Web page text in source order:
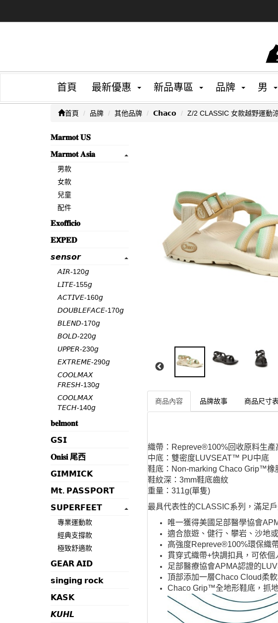
首頁 最新優惠 新品專區 品牌 男
首頁 品牌 其他品牌 𝗖𝗵𝗮𝗰𝗼 Z/2 CLASSIC 女款越野運動
𝐌𝐚𝐫𝐦𝐨𝐭 𝐔𝐒
𝐌𝐚𝐫𝐦𝐨𝐭 𝐀𝐬𝐢𝐚
男款
女款
兒童
配件
𝐄𝐱𝐨𝐟𝐟𝐢𝐜𝐢𝐨
𝐄𝗫𝐏𝐄𝐃
𝙨𝙚𝙣𝙨𝙤𝙧
𝘈𝘐𝘙-120𝘨
𝘓𝘐𝘛𝘌-155𝘨
𝘈𝘊𝘛𝘐𝘝𝘌-160𝘨
𝘋𝘖𝘜𝘉𝘓𝘌𝘍𝘈𝘊𝘌-170𝘨
𝘉𝘓𝘌𝘕𝘋-170𝘨
𝘉𝘖𝘓𝘋-220𝘨
𝘜𝘗𝘗𝘌𝘙-230𝘨
𝘌𝘟𝘛𝘙𝘌𝘔𝘌-290𝘨
𝘊𝘖𝘖𝘓𝘔𝘈𝘟
𝘍𝘙𝘌𝘚𝘏-130𝘨
𝘊𝘖𝘖𝘓𝘔𝘈𝘟
𝘛𝘌𝘊𝘏-140𝘨
𝐛𝐞𝐥𝐦𝐨𝐧𝐭
𝗚𝗦𝗜
𝐎𝐧𝐢𝐬𝐢 尾西
𝗚𝗜𝗠𝗠𝗜𝗖𝗞
𝗠𝘁. 𝗣𝗔𝗦𝗦𝗣𝗢𝗥𝗧
𝗦𝗨𝗣𝗘𝗥𝗙𝗘𝗘𝗧
專業運動款
經典支撐款
極致舒適款
𝗚𝗘𝗔𝗥 𝗔𝗜𝗗
𝘀𝗶𝗻𝗴𝗶𝗻𝗴 𝗿𝗼𝗰𝗸
𝗞𝗔𝗦𝗞
𝙆𝙐𝙃𝙇
商品內容 品牌故事 商品尺寸表
織帶：Repreve®100%回收原料生產
中底：雙密度LUVSEAT™ PU中底
鞋底：Non-marking Chaco Grip™橡
鞋紋深：3mm鞋底齒紋
重量：311g(單隻)
最具代表性的CLASSIC系列，滿足
唯一獲得美國足部醫學協會
適合旅遊、健行、攀岩、沙地
高強度Repreve®100%環保織
貫穿式織帶+快調扣具，可依個
足部醫療協會APMA認證的
頂部添加一層Chaco Cloud柔
Chaco Grip™全地形鞋底，抓